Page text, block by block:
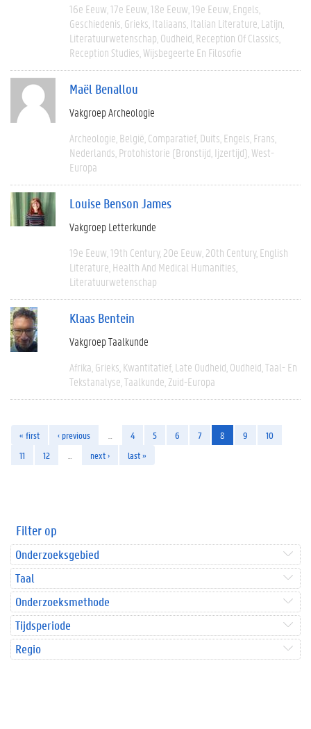
16e Eeuw 17e Eeuw 18e Eeuw 19e Eeuw Engels
Geschiedenis Grieks Italiaans Italian Literature Latijn
Literatuurwetenschap Oudheid Reception Of Classics
Reception Studies Wijsbegeerte En Filosofie
Maël Benallou
Vakgroep Archeologie
Archeologie België Comparatief Duits Engels Frans
Nederlands Protohistorie (bronstijd, Ijzertijd) West-
Europa
Louise Benson James
Vakgroep Letterkunde
19e Eeuw 19th Century 20e Eeuw 20th Century English
Literature Health And Medical Humanities
Literatuurwetenschap
Klaas Bentein
Vakgroep Taalkunde
Afrika Grieks Kwantitatief Late Oudheid Oudheid Taal- En
Tekstanalyse Taalkunde Zuid-Europa
« first ‹ previous 4 5 6 7 8 9
10
11
12 next › last »
Filter op
Onderzoeksgebied
Taal
Onderzoeksmethode
Tijdsperiode
Regio